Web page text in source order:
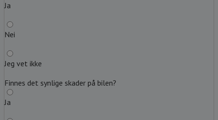
Ja
Nei
Jeg vet ikke
Finnes det synlige skader på bilen?
Ja